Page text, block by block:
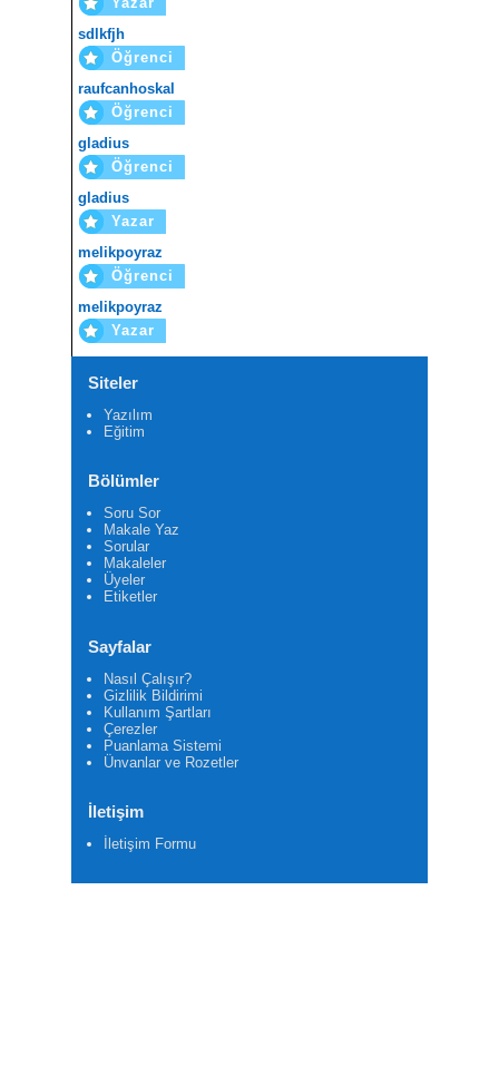
sdlkfjh
Öğrenci
raufcanhoskal
Öğrenci
gladius
Öğrenci
gladius
Yazar
melikpoyraz
Öğrenci
melikpoyraz
Yazar
Siteler
Yazılım
Eğitim
Bölümler
Soru Sor
Makale Yaz
Sorular
Makaleler
Üyeler
Etiketler
Sayfalar
Nasıl Çalışır?
Gizlilik Bildirimi
Kullanım Şartları
Çerezler
Puanlama Sistemi
Ünvanlar ve Rozetler
İletişim
İletişim Formu